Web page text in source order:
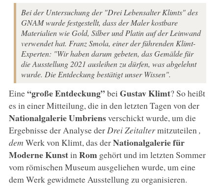
Bei der Untersuchung der "Drei Lebensalter Klimts" des
GNAM wurde festgestellt, dass der Maler kostbare
Materialien wie Gold, Silber und Platin auf der Leinwand
verwendet hat. Franz Smola, einer der führenden Klimt-
Experten: "Wir haben darum gebeten, das Gemälde für
die Ausstellung 2021 ausleihen zu dürfen, was abgelehnt
wurde. Die Entdeckung bestätigt unser Wissen".
Eine“große Entdeckung”bei Gustav Klimt? So heißt
es in einer Mitteilung, die in den letzten Tagen von der
Nationalgalerie Umbriensverschickt wurde, um die
Ergebnisse der Analyse der Drei Zeitaltermitzuteilen ,
dem Werk von Klimt, das derNationalgalerie für
Moderne Kunstin Rom gehört und im letzten Sommer
vom römischen Museum ausgeliehen wurde, um eine
dem Werk gewidmete Ausstellung zu organisieren.